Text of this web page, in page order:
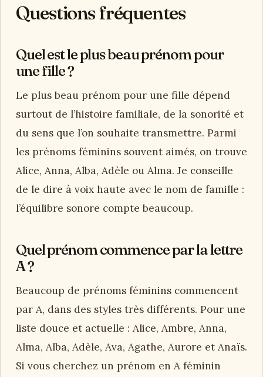
Questions fréquentes
Quel est le plus beau prénom pour
une fille ?
Le plus beau prénom pour une fille dépend
surtout de l’histoire familiale, de la sonorité et
du sens que l’on souhaite transmettre. Parmi
les prénoms féminins souvent aimés, on trouve
Alice, Anna, Alba, Adèle ou Alma. Je conseille
de le dire à voix haute avec le nom de famille :
l’équilibre sonore compte beaucoup.
Quel prénom commence par la lettre
A ?
Beaucoup de prénoms féminins commencent
par A, dans des styles très différents. Pour une
liste douce et actuelle : Alice, Ambre, Anna,
Alma, Alba, Adèle, Ava, Agathe, Aurore et Anaïs.
Si vous cherchez un prénom en A féminin